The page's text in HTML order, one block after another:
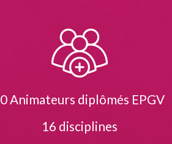
Animateurs diplômés EPGV
16 disciplines